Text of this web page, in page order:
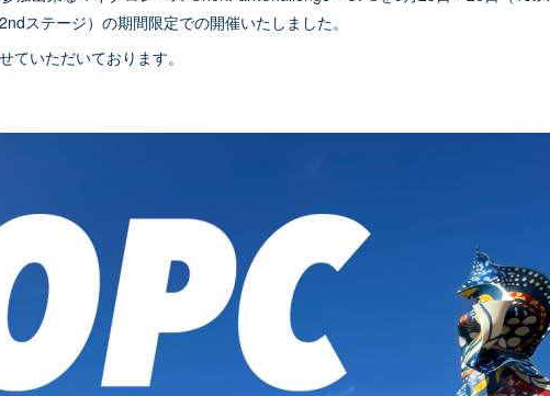
ステージ）の期間限定での開催いたしました。
ていただいております。